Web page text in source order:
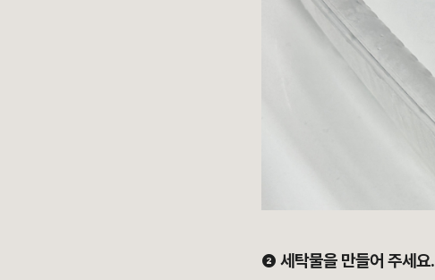
❷ 세탁물을 만들어 주세요.